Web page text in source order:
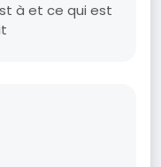
à et ce qui est